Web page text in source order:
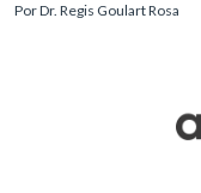
para o desfe
PorDr. Regis Goulart Rosa